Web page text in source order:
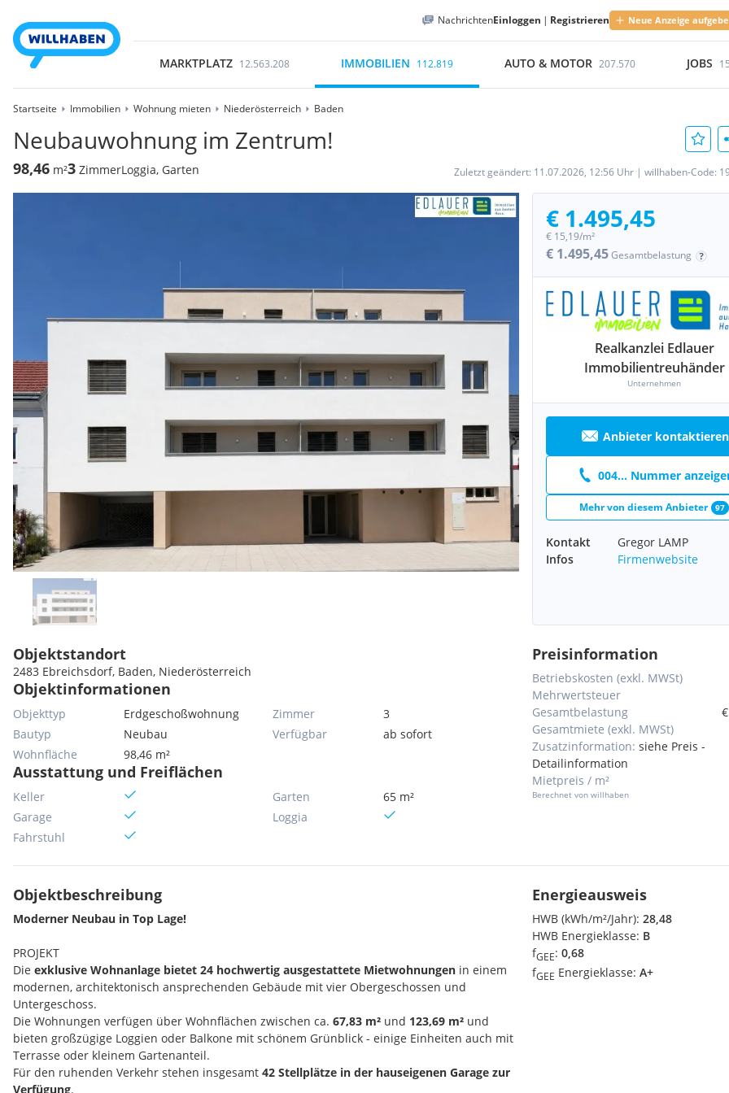
NachrichtenEinloggen | Registrieren Neue Anzeige
MARKTPLATZ 12.563.208 IMMOBILIEN 112.819 AUTO & MOTOR 207.570 JOBS
Startseite Immobilien Wohnung mieten Niederösterreich Baden
Neubauwohnung im Zentrum!
98,46 m²3 ZimmerLoggia, Garten Zuletzt geändert: 11.07.2026, 12:56 Uhr | willhaben-Code:
€ 1.495,45
€ 15,19/m²
€ 1.495,45Gesamtbelastung
Realkanzlei Edlauer
Immobilientreuhänder
Unternehmen
Anbieter kontaktieren
004... Nummer
Mehr von diesem Anbieter 97
Kontakt
Gregor LAMP
Infos
Firmenwebsite
Objektstandort
2483 Ebreichsdorf, Baden, Niederösterreich
Objektinformationen
Objekttyp
Erdgeschoßwohnung
Bautyp
Neubau
Wohnfläche
98,46 m²
Zimmer
3
Verfügbar
ab sofort
Ausstattung und Freiflächen
Keller
Garage
Fahrstuhl
Garten
65 m²
Loggia
Preisinformation
Betriebskosten (exkl. MWSt)
Mehrwertsteuer
Gesamtbelastung
Gesamtmiete (exkl. MWSt)
Zusatzinformation: siehe Preis -
Detailinformation
Mietpreis / m²
Berechnet von willhaben
Objektbeschreibung
Moderner Neubau in Top Lage!
PROJEKT
Die exklusive Wohnanlage bietet 24 hochwertig ausgestattete Mietwohnungen in einem
modernen, architektonisch ansprechenden Gebäude mit vier Obergeschossen und
Untergeschoss.
Die Wohnungen verfügen über Wohnflächen zwischen ca. 67,83 m² und 123,69 m² und
bieten großzügige Loggien oder Balkone mit schönem Grünblick - einige Einheiten auch mit
Terrasse oder kleinem Gartenanteil.
Für den ruhenden Verkehr stehen insgesamt 42 Stellplätze in der hauseigenen Garage zur
Verfügung.
Energieausweis
HWB (kWh/m²/Jahr): 28,48
HWB Energieklasse: B
fGEE: 0,68
fGEE Energieklasse: A+